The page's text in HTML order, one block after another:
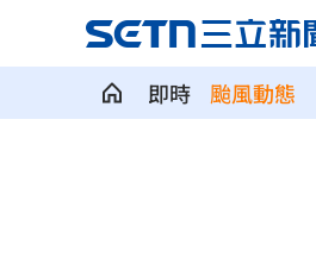
即時 颱風動態